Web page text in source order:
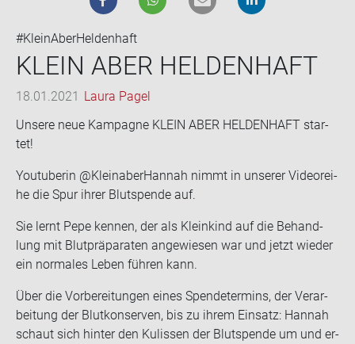
#KleinAberHeldenhaft
KLEIN ABER HEL­DEN­HAFT
18.01.2021 Laura Pagel
Un­se­re neue Kam­pa­gne KLEIN ABER HEL­DEN­HAFT star­
tet!
You­tube­rin @Kleinaber­Han­nah nimmt in un­se­rer Vi­de­orei­
he die Spur ihrer Blut­spen­de auf.
Sie lernt Pepe ken­nen, der als Klein­kind auf die Be­hand­
lung mit Blut­prä­pa­ra­ten an­ge­wie­sen war und jetzt wie­der
ein nor­ma­les Leben füh­ren kann.
Über die Vor­be­rei­tun­gen eines Spen­de­ter­mins, der Ver­ar­
bei­tung der Blut­kon­ser­ven, bis zu ihrem Ein­satz: Han­nah
schaut sich hin­ter den Ku­lis­sen der Blut­spen­de um und er­